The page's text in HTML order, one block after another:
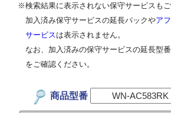
※検索結果に表示されない保守サービスもご
加入済み保守サービスの延長パックやア
サービス は表示されません。
なお、加入済みの保守サービスの延長型
をご確認ください。
商品型番